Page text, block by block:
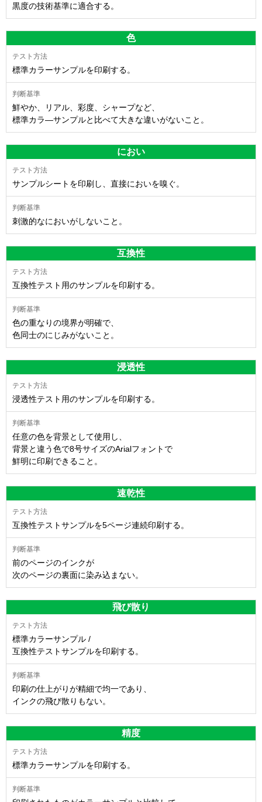
黒度の技術基準に適合する。
色
標準カラーサンプルを印刷する。
鮮やか、リアル、彩度、シャープなど、
標準カラ―サンプルと比べて大きな違いがないこと。
におい
サンプルシートを印刷し、直接においを嗅ぐ。
刺激的なにおいがしないこと。
互換性
互換性テスト用のサンプルを印刷する。
色の重なりの境界が明確で、
色同士のにじみがないこと。
浸透性
浸透性テスト用のサンプルを印刷する。
任意の色を背景として使用し、
背景と違う色で8号サイズのArialフォントで
鮮明に印刷できること。
速乾性
互換性テストサンプルを5ページ連続印刷する。
前のページのインクが
次のページの裏面に染み込まない。
飛び散り
標準カラーサンプル /
互換性テストサンプルを印刷する。
印刷の仕上がりが精細で均一であり、
インクの飛び散りもない。
精度
標準カラーサンプルを印刷する。